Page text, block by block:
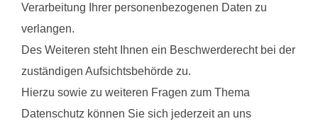
Verarbeitung Ihrer personenbezogenen Daten zu
verlangen.
Des Weiteren steht Ihnen ein Beschwerderecht bei der
zuständigen Aufsichtsbehörde zu.
Hierzu sowie zu weiteren Fragen zum Thema
Datenschutz können Sie sich jederzeit an uns